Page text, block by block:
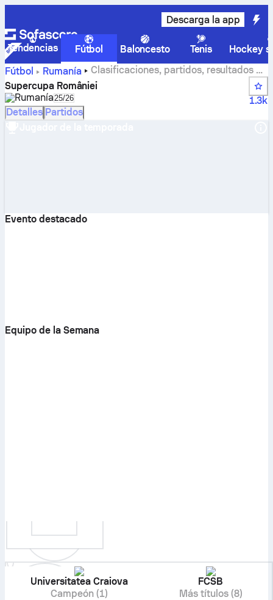
Descarga la app
Tendencias Fútbol Baloncesto Tenis
Hockey
Fútbol
Rumanía
Clasificaciones, partidos, resultados y
estadísticas de Supercupa României
Supercupa României
RumaníaSelect season in unique tournament header
25/26
1.3k
Detalles Partidos
Evento destacado
Equipo de la Semana
Universitatea Craiova
Campeón (1)
FCSB
Más títulos (8)